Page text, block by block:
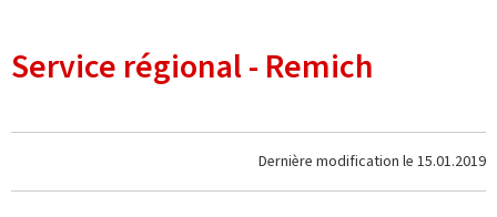
Service régional - Remich
Dernière modification le 15.01.2019